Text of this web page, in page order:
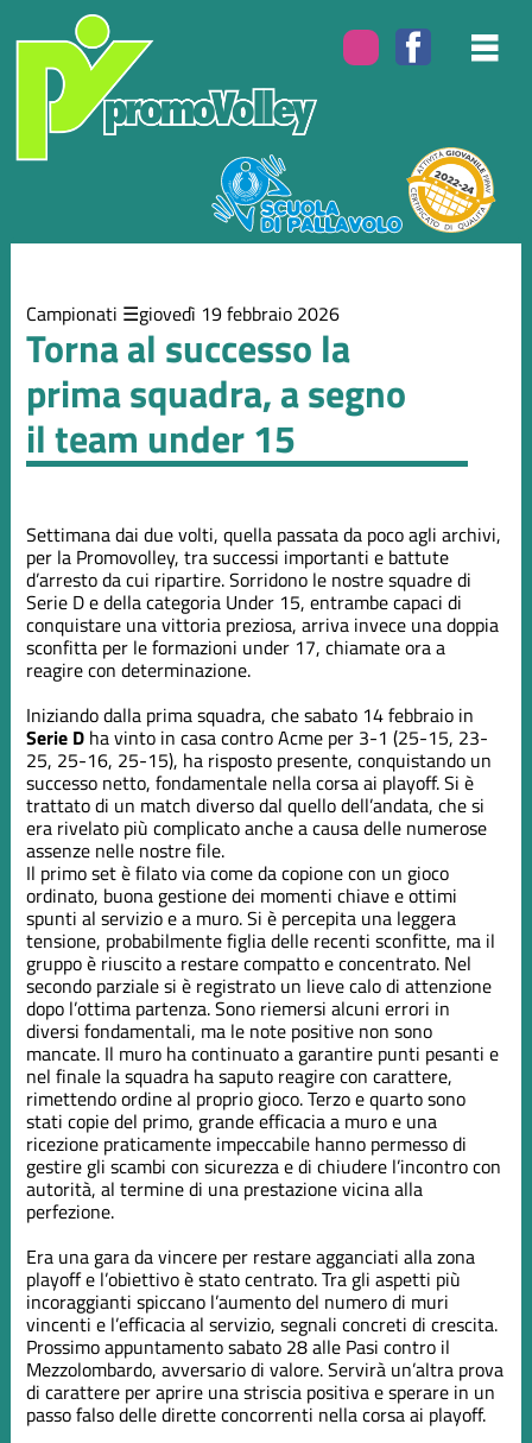
Campionati giovedì 19 febbraio 2026
Torna al successo la
prima squadra, a segno
il team under 15
Settimana dai due volti, quella passata da poco agli archivi,
per la Promovolley, tra successi importanti e battute
d’arresto da cui ripartire. Sorridono le nostre squadre di
Serie D e della categoria Under 15, entrambe capaci di
conquistare una vittoria preziosa, arriva invece una doppia
sconfitta per le formazioni under 17, chiamate ora a
reagire con determinazione.
Iniziando dalla prima squadra, che sabato 14 febbraio in
Serie D ha vinto in casa contro Acme per 3-1 (25-15, 23-
25, 25-16, 25-15), ha risposto presente, conquistando un
successo netto, fondamentale nella corsa ai playoff. Si è
trattato di un match diverso dal quello dell’andata, che si
era rivelato più complicato anche a causa delle numerose
assenze nelle nostre file.
Il primo set è filato via come da copione con un gioco
ordinato, buona gestione dei momenti chiave e ottimi
spunti al servizio e a muro. Si è percepita una leggera
tensione, probabilmente figlia delle recenti sconfitte, ma il
gruppo è riuscito a restare compatto e concentrato. Nel
secondo parziale si è registrato un lieve calo di attenzione
dopo l’ottima partenza. Sono riemersi alcuni errori in
diversi fondamentali, ma le note positive non sono
mancate. Il muro ha continuato a garantire punti pesanti e
nel finale la squadra ha saputo reagire con carattere,
rimettendo ordine al proprio gioco. Terzo e quarto sono
stati copie del primo, grande efficacia a muro e una
ricezione praticamente impeccabile hanno permesso di
gestire gli scambi con sicurezza e di chiudere l’incontro con
autorità, al termine di una prestazione vicina alla
perfezione.
Era una gara da vincere per restare agganciati alla zona
playoff e l’obiettivo è stato centrato. Tra gli aspetti più
incoraggianti spiccano l’aumento del numero di muri
vincenti e l’efficacia al servizio, segnali concreti di crescita.
Prossimo appuntamento sabato 28 alle Pasi contro il
Mezzolombardo, avversario di valore. Servirà un’altra prova
di carattere per aprire una striscia positiva e sperare in un
passo falso delle dirette concorrenti nella corsa ai playoff.
argomenti
delle
notizie: